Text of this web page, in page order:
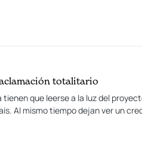
totalitario
tienen que leerse a la luz del
Al mismo tiempo dejan ver un